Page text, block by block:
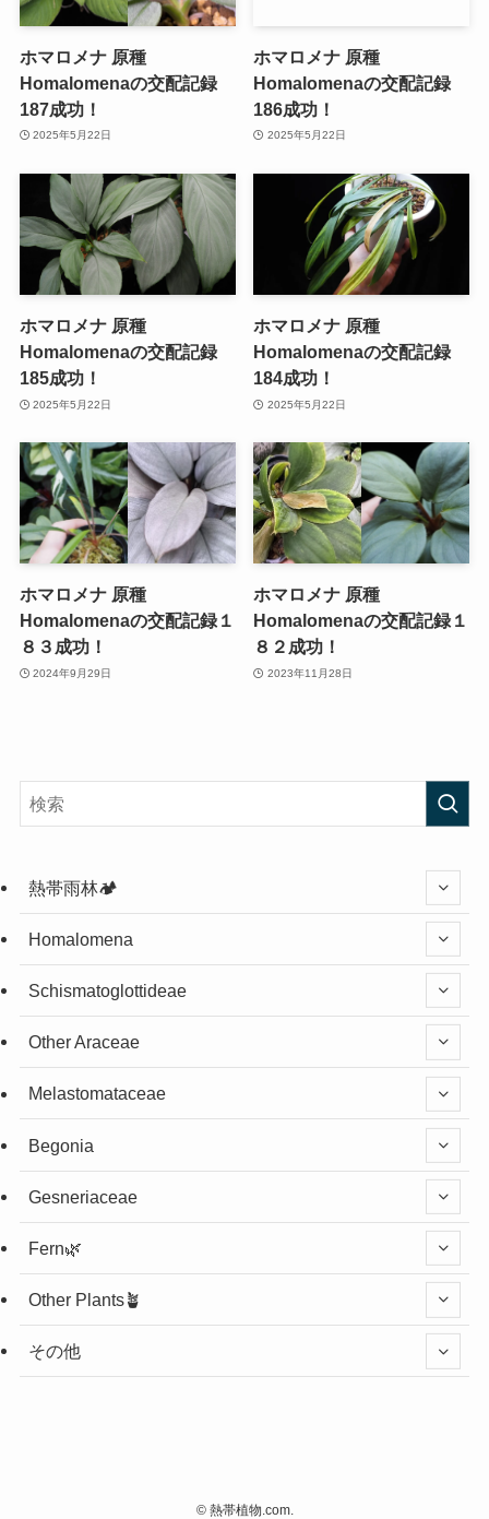
ホマロメナ 原種
Homalomenaの交配記録
187成功！
2025年5月22日
ホマロメナ 原種
Homalomenaの交配記録
186成功！
2025年5月22日
ホマロメナ 原種
Homalomenaの交配記録
185成功！
2025年5月22日
ホマロメナ 原種
Homalomenaの交配記録
184成功！
2025年5月22日
ホマロメナ 原種
Homalomenaの交配記録１
８３成功！
2024年9月29日
ホマロメナ 原種
Homalomenaの交配記録１
８２成功！
2023年11月28日
熱帯雨林🏕️
Homalomena
Schismatoglottideae
Other Araceae
Melastomataceae
Begonia
Gesneriaceae
Fern🌿
Other Plants🪴
その他
©熱帯植物.com.